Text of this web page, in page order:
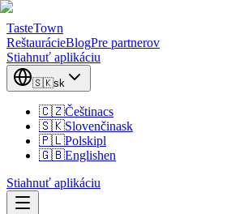
TasteTown
ReštaurácieBlogPre partnerov
Stiahnuť aplikáciu
🇸🇰sk
🇨🇿Češtinacs
🇸🇰Slovenčinask
🇵🇱Polskipl
🇬🇧Englishen
Stiahnuť aplikáciu